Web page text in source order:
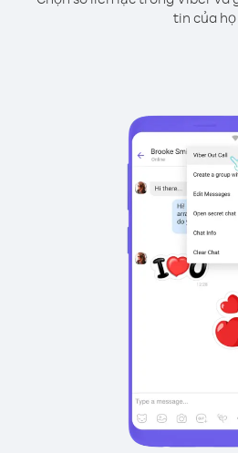
tin của họ